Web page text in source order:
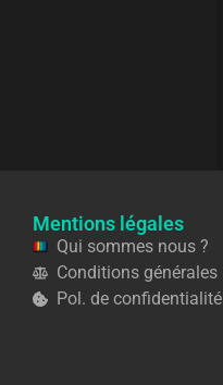
Mentions légales
Qui sommes nous ?
Conditions générales
Pol. de confidentialité